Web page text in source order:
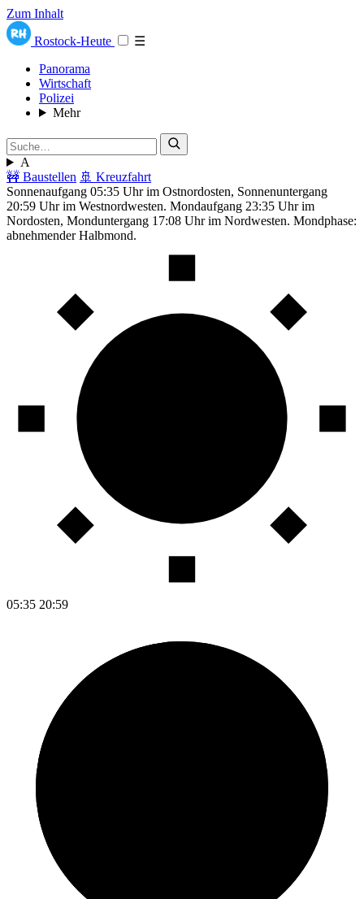
Zum Inhalt
Rostock-Heute
☰
Panorama
Wirtschaft
Polizei
Mehr
A
🚧 Baustellen 🚢 Kreuzfahrt
Sonnenaufgang 05:35 Uhr im Ostnordosten, Sonnenuntergang
20:59 Uhr im Westnordwesten. Mondaufgang 23:35 Uhr im
Nordosten, Monduntergang 17:08 Uhr im Nordwesten. Mondphase:
abnehmender Halbmond.
05:35 20:59